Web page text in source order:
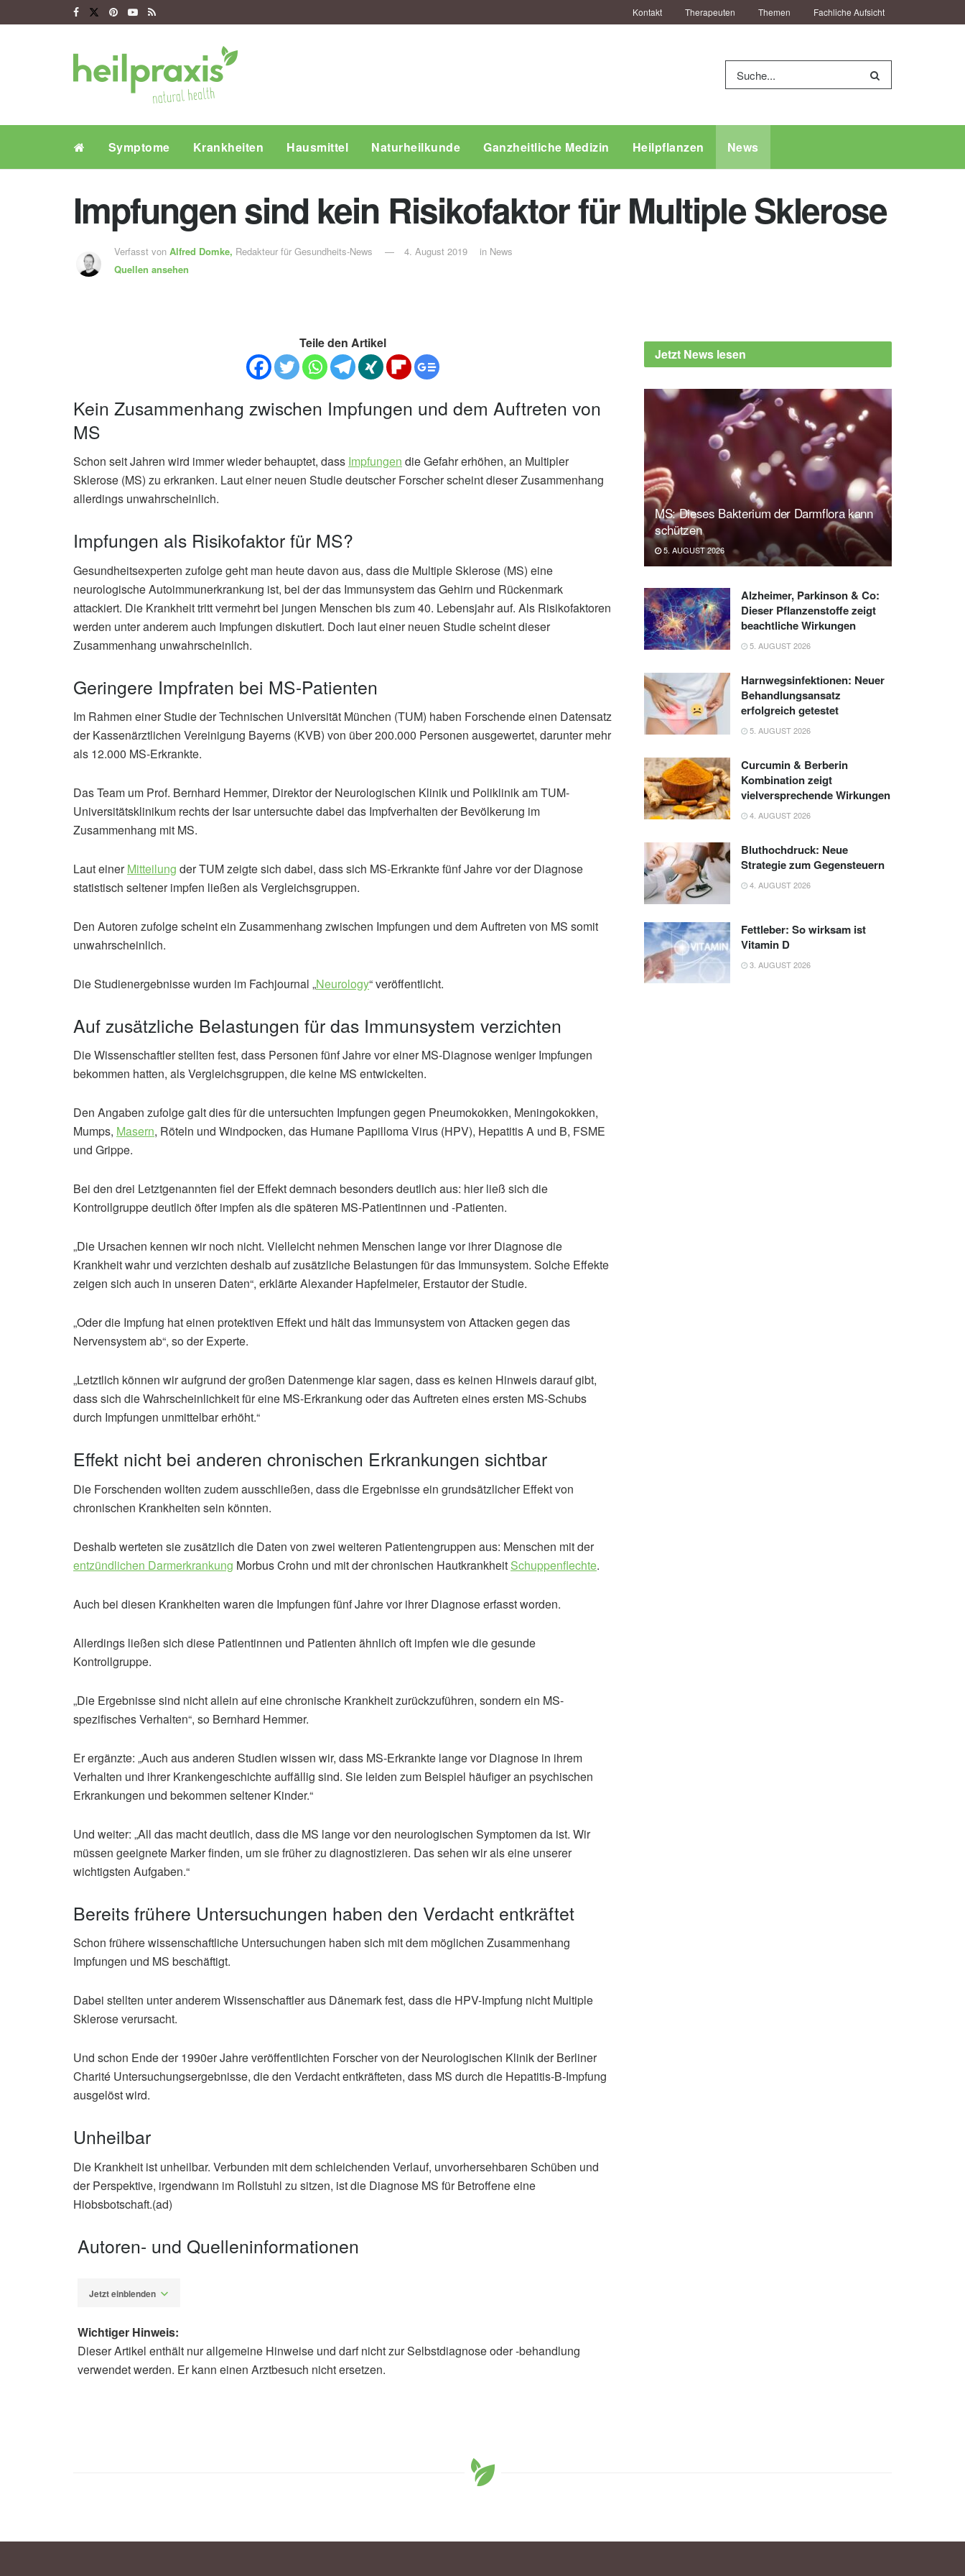
Kontakt Therapeuten Themen Fachliche Aufsicht
Symptome Krankheiten Hausmittel Naturheilkunde Ganzheitliche Medizin Heilpflanzen News
Impfungen sind kein Risikofaktor für Multiple Sklerose
Verfasst von Alfred Domke, Redakteur für Gesundheits-News
Quellen ansehen
4. August 2019 in News
Teile den Artikel
Kein Zusammenhang zwischen Impfungen und dem Auftreten von
MS
Schon seit Jahren wird immer wieder behauptet, dass Impfungen die Gefahr erhöhen, an Multipler
Sklerose (MS) zu erkranken. Laut einer neuen Studie deutscher Forscher scheint dieser Zusammenhang
allerdings unwahrscheinlich.
Impfungen als Risikofaktor für MS?
Gesundheitsexperten zufolge geht man heute davon aus, dass die Multiple Sklerose (MS) eine
neurologische Autoimmunerkrankung ist, bei der das Immunsystem das Gehirn und Rückenmark
attackiert. Die Krankheit tritt vermehrt bei jungen Menschen bis zum 40. Lebensjahr auf. Als Risikofaktoren
werden unter anderem auch Impfungen diskutiert. Doch laut einer neuen Studie scheint dieser
Zusammenhang unwahrscheinlich.
Geringere Impfraten bei MS-Patienten
Im Rahmen einer Studie der Technischen Universität München (TUM) haben Forschende einen Datensatz
der Kassenärztlichen Vereinigung Bayerns (KVB) von über 200.000 Personen ausgewertet, darunter mehr
als 12.000 MS-Erkrankte.
Das Team um Prof. Bernhard Hemmer, Direktor der Neurologischen Klinik und Poliklinik am TUM-
Universitätsklinikum rechts der Isar untersuchte dabei das Impfverhalten der Bevölkerung im
Zusammenhang mit MS.
Laut einerMitteilung der TUM zeigte sich dabei, dass sich MS-Erkrankte fünf Jahre vor der Diagnose
statistisch seltener impfen ließen als Vergleichsgruppen.
Den Autoren zufolge scheint ein Zusammenhang zwischen Impfungen und dem Auftreten von MS somit
unwahrscheinlich.
Die Studienergebnisse wurden im Fachjournal „Neurology“ veröffentlicht.
Auf zusätzliche Belastungen für das Immunsystem verzichten
Die Wissenschaftler stellten fest, dass Personen fünf Jahre vor einer MS-Diagnose weniger Impfungen
bekommen hatten, als Vergleichsgruppen, die keine MS entwickelten.
Den Angaben zufolge galt dies für die untersuchten Impfungen gegen Pneumokokken, Meningokokken,
Mumps, Masern, Röteln und Windpocken, das Humane Papilloma Virus (HPV), Hepatitis A und B, FSME
und Grippe.
Bei den drei Letztgenannten fiel der Effekt demnach besonders deutlich aus: hier ließ sich die
Kontrollgruppe deutlich öfter impfen als die späteren MS-Patientinnen und -Patienten.
„Die Ursachen kennen wir noch nicht. Vielleicht nehmen Menschen lange vor ihrer Diagnose die
Krankheit wahr und verzichten deshalb auf zusätzliche Belastungen für das Immunsystem. Solche Effekte
zeigen sich auch in unseren Daten“, erklärte Alexander Hapfelmeier, Erstautor der Studie.
„Oder die Impfung hat einen protektiven Effekt und hält das Immunsystem von Attacken gegen das
Nervensystem ab“, so der Experte.
„Letztlich können wir aufgrund der großen Datenmenge klar sagen, dass es keinen Hinweis darauf gibt,
dass sich die Wahrscheinlichkeit für eine MS-Erkrankung oder das Auftreten eines ersten MS-Schubs
durch Impfungen unmittelbar erhöht.“
Effekt nicht bei anderen chronischen Erkrankungen sichtbar
Die Forschenden wollten zudem ausschließen, dass die Ergebnisse ein grundsätzlicher Effekt von
chronischen Krankheiten sein könnten.
Deshalb werteten sie zusätzlich die Daten von zwei weiteren Patientengruppen aus: Menschen mit der
entzündlichen Darmerkrankung Morbus Crohn und mit der chronischen Hautkrankheit Schuppenflechte.
Auch bei diesen Krankheiten waren die Impfungen fünf Jahre vor ihrer Diagnose erfasst worden.
Allerdings ließen sich diese Patientinnen und Patienten ähnlich oft impfen wie die gesunde
Kontrollgruppe.
„Die Ergebnisse sind nicht allein auf eine chronische Krankheit zurückzuführen, sondern ein MS-
spezifisches Verhalten“, so Bernhard Hemmer.
Er ergänzte: „Auch aus anderen Studien wissen wir, dass MS-Erkrankte lange vor Diagnose in ihrem
Verhalten und ihrer Krankengeschichte auffällig sind. Sie leiden zum Beispiel häufiger an psychischen
Erkrankungen und bekommen seltener Kinder.“
Und weiter: „All das macht deutlich, dass die MS lange vor den neurologischen Symptomen da ist. Wir
müssen geeignete Marker finden, um sie früher zu diagnostizieren. Das sehen wir als eine unserer
wichtigsten Aufgaben.“
Bereits frühere Untersuchungen haben den Verdacht entkräftet
Schon frühere wissenschaftliche Untersuchungen haben sich mit dem möglichen Zusammenhang
Impfungen und MS beschäftigt.
Dabei stellten unter anderem Wissenschaftler aus Dänemark fest, dass die HPV-Impfung nicht Multiple
Sklerose verursacht.
Und schon Ende der 1990er Jahre veröffentlichten Forscher von der Neurologischen Klinik der Berliner
Charité Untersuchungsergebnisse, die den Verdacht entkräfteten, dass MS durch die Hepatitis-B-Impfung
ausgelöst wird.
Unheilbar
Die Krankheit ist unheilbar. Verbunden mit dem schleichenden Verlauf, unvorhersehbaren Schüben und
der Perspektive, irgendwann im Rollstuhl zu sitzen, ist die Diagnose MS für Betroffene eine
Hiobsbotschaft.(ad)
Autoren- und Quelleninformationen
Jetzt einblenden
Alfred Domke
Wichtiger Hinweis:
Dieser Artikel enthält nur allgemeine Hinweise und darf nicht zur Selbstdiagnose oder -behandlung
verwendet werden. Er kann einen Arztbesuch nicht ersetzen.
Jetzt News lesen
MS: Dieses Bakterium der Darmflora kann
schützen
5. AUGUST 2026
Alzheimer, Parkinson & Co:
Dieser Pflanzenstoffe zeigt
beachtliche Wirkungen
5. AUGUST 2026
Harnwegsinfektionen: Neuer
Behandlungsansatz
erfolgreich getestet
5. AUGUST 2026
Curcumin & Berberin
Kombination zeigt
vielversprechende Wirkungen
4. AUGUST 2026
Bluthochdruck: Neue
Strategie zum Gegensteuern
4. AUGUST 2026
Fettleber: So wirksam ist
Vitamin D
3. AUGUST 2026